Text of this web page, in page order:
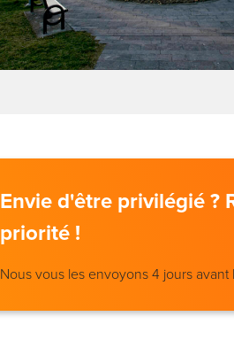
Envie d'être privilégié ?
priorité !
Nous vous les envoyons 4 jours